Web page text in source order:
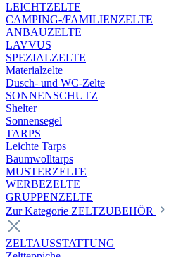
LEICHTZELTE
CAMPING-/FAMILIENZELTE
ANBAUZELTE
LAVVUS
SPEZIALZELTE
Materialzelte
Dusch- und WC-Zelte
SONNENSCHUTZ
Shelter
Sonnensegel
TARPS
Leichte Tarps
Baumwolltarps
MUSTERZELTE
WERBEZELTE
GRUPPENZELTE
Zur Kategorie ZELTZUBEHÖR
ZELTAUSSTATTUNG